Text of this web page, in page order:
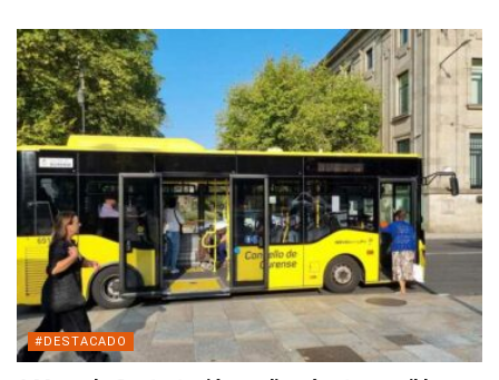
#DESTACADO